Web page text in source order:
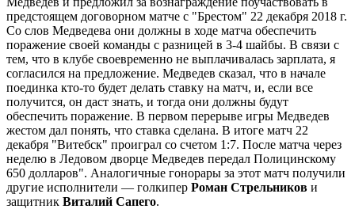
предстоящем договорном матче с "Брестом" 22 декабря 2018 г.
Со слов Медведева они должны в ходе матча обеспечить
поражение своей команды с разницей в 3-4 шайбы. В связи с
тем, что в клубе своевременно не выплачивалась зарплата, я
согласился на предложение. Медведев сказал, что в начале
поединка кто-то будет делать ставку на матч, и, если все
получится, он даст знать, и тогда они должны будут
обеспечить поражение. В первом перерыве игры Медведев
жестом дал понять, что ставка сделана. В итоге матч 22
декабря "Витебск" проиграл со счетом 1:7. После матча через
неделю в Ледовом дворце Медведев передал Полицинскому
650 долларов". Аналогичные гонорары за этот матч получили
другие исполнители — голкипер Роман Стрельников и
защитник Виталий Сапего.